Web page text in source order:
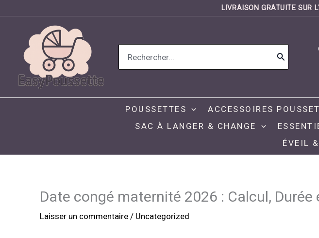
LIVRAISON GRATUITE SUR
contenu
Search
for:
POUSSETTES ACCESSOIRES
SAC À LANGER & CHANGE
ÉVEIL
Date congé maternité 2026 : Calcul, Durée
Laisser un commentaire / Uncategorized